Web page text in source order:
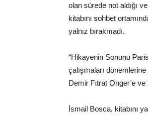
olan sürede not aldığı
kitabını sohbet
yalnız bırakmadı.
“Hikayenin Sonunu
çalışmaları
Demir Fıtrat Onger’e
İsmail Bosca, kitabını